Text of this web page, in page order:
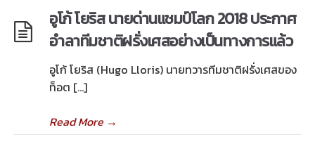
อูโก้ โยริส นายด่านแชมป์โลก 2018 ประกาศ
อำลาทีมชาติฝรั่งเศสอย่างเป็นทางการแล้ว
อูโก้ โยริส (Hugo Lloris) นายทวารทีมชาติฝรั่งเศสของ
ท็อต […]
Read More→